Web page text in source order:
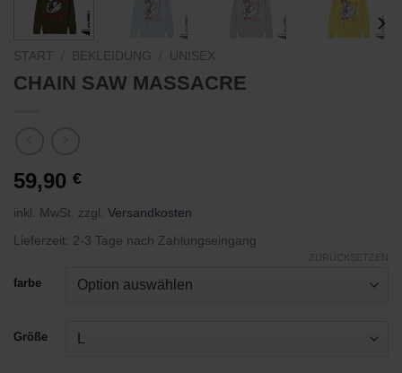
START BEKLEIDUNG UNISEX
CHAIN SAW MASSACRE
59,90 €
inkl. MwSt. zzgl. Versandkosten
Lieferzeit: 2-3 Tage nach Zahlungseingang
farbe
Größe